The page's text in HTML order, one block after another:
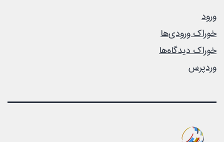
ورود
خوراک ورودی‌ها
خوراک دیدگاه‌ها
وردپرس